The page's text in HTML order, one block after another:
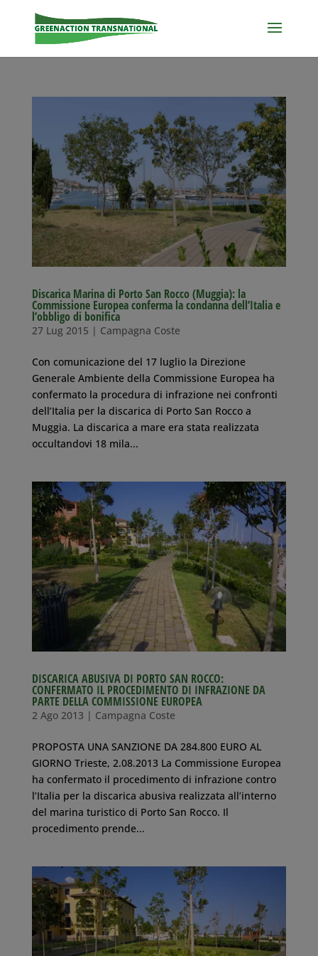
Discarica Marina di Porto San Rocco (Muggia): la
Commissione Europea conferma la condanna dell’Italia e
l’obbligo di bonifica
27 Lug 2015 | Campagna Coste
Con comunicazione del 17 luglio la Direzione
Generale Ambiente della Commissione Europea ha
confermato la procedura di infrazione nei confronti
dell’Italia per la discarica di Porto San Rocco a
Muggia. La discarica a mare era stata realizzata
occultandovi 18 mila...
DISCARICA ABUSIVA DI PORTO SAN ROCCO:
CONFERMATO IL PROCEDIMENTO DI INFRAZIONE DA
PARTE DELLA COMMISSIONE EUROPEA
2 Ago 2013 | Campagna Coste
PROPOSTA UNA SANZIONE DA 284.800 EURO AL
GIORNO Trieste, 2.08.2013 La Commissione Europea
ha confermato il procedimento di infrazione contro
l’Italia per la discarica abusiva realizzata all’interno
del marina turistico di Porto San Rocco. Il
procedimento prende...